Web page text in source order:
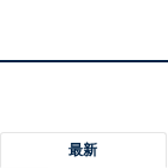
最新